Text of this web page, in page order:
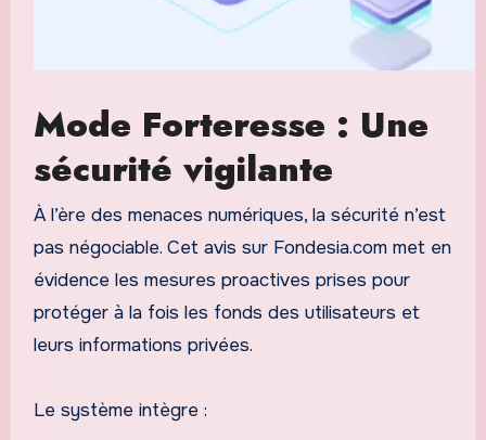
Mode Forteresse : Une
sécurité vigilante
À l’ère des menaces numériques, la sécurité n’est
pas négociable. Cet avis sur Fondesia.com met en
évidence les mesures proactives prises pour
protéger à la fois les fonds des utilisateurs et
leurs informations privées.
Le système intègre :